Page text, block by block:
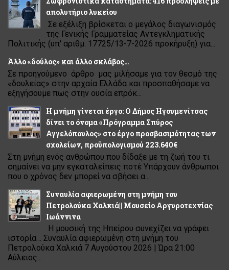
απολυτήριο λυκείου
Σε εξέλιξη βρίσκεται ο μεγάλος διαγωνισμός
της Γενικής Γραμματείας Αντεγκληματικής
Πολιτικής (υπ' αριθμ. 17725/13-7-2026 προκήρυξη) για...
Άλλο «δούλος» και άλλο σκλάβος…
Σε προηγούμενο άρθρο μας μιλήσαμε για τον θεσμό της
«δουλείας» στην αρχαία Ελλάδα και προσπαθήσαμε να
εξηγήσουμε πως στην ουσία επρόκ...
Η μνήμη γίνεται έργο: Ο Δήμος Ηγουμενίτσας
δίνει το όνομα «Πρόγραμμα Σπύρος
Αγγελόπουλος» στο έργο προσβασιμότητας των
σχολείων, προϋπολογισμού 223.640€
Στη μνήμη ενός ανθρώπου που δίδαξε με τη ζωή του τι
σημαίνει να μην εγκαταλείπεις ποτέ Υπάρχουν άνθρωποι
που ο χρόνος δεν μπορεί να σβήσει α...
Συναυλία αφιερωμένη στη μνήμη του
Πετρολούκα Χαλκιά|| Μουσείο Αργυροτεχνίας
Ιωάννινα
Η μουσική της Ηπείρου συνεχίζει να γράφει
ιστορία… Συναυλία αφιερωμένη στη μνήμη του
Πετρολούκα Χαλκιά 7 Αυγούστου 2026 | Ώρα 21:00
Αύλειος...